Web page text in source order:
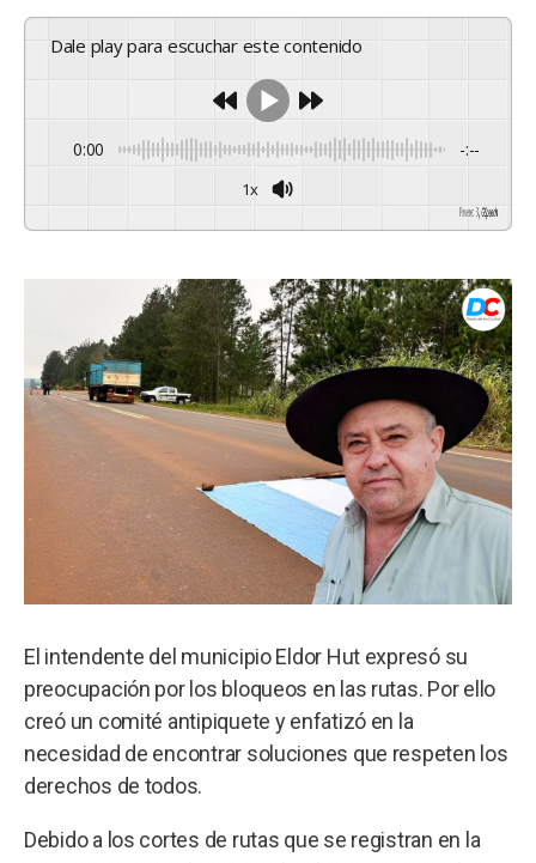
Dale play para escuchar este contenido
0:00 -:--
1x
GSpeech
El intendente del municipio Eldor Hut expresó su
preocupación por los bloqueos en las rutas. Por ello
creó un comité antipiquete y enfatizó en la
necesidad de encontrar soluciones que respeten los
derechos de todos.
Debido a los cortes de rutas que se registran en la